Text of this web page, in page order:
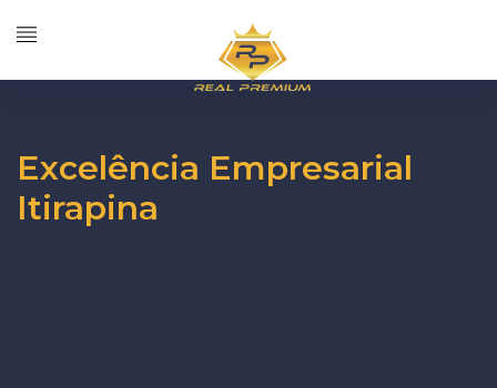
Excelência Empresarial
Itirapina